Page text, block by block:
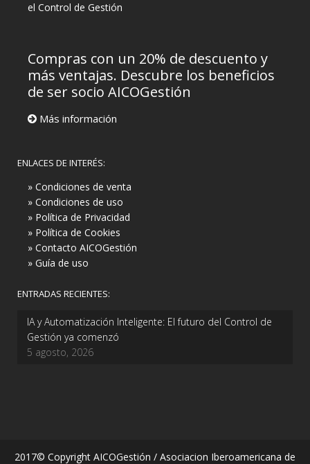
el Control de Gestión
Compras con un 20% de descuento y
más ventajas. Descubre los beneficios
de ser socio AICOGestión
Más información
ENLACES DE INTERÉS:
» Condiciones de venta
» Condiciones de uso
» Política de Privacidad
» Política de Cookies
» Contacto AICOGestión
» Guía de uso
ENTRADAS RECIENTES:
IA y Automatización Inteligente: El futuro del Control de
Gestión ya comenzó
5 agosto, 2026
2017© Copyright AICOGestión / Asociacion Iberoamericana de